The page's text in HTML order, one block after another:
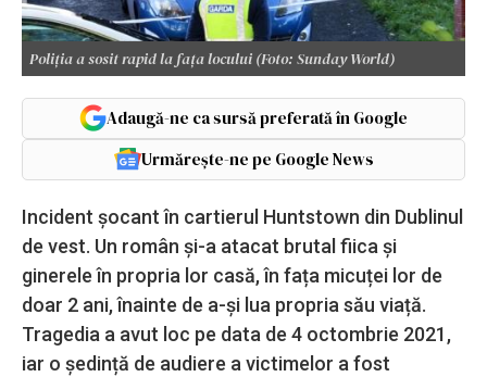
Poliția a sosit rapid la fața locului (Foto: Sunday World)
Adaugă-ne ca sursă preferată în Google
Urmărește-ne pe Google News
Incident șocant în cartierul Huntstown din Dublinul
de vest. Un român și-a atacat brutal fiica și
ginerele în propria lor casă, în fața micuței lor de
doar 2 ani, înainte de a-și lua propria său viață.
Tragedia a avut loc pe data de 4 octombrie 2021,
iar o ședință de audiere a victimelor a fost